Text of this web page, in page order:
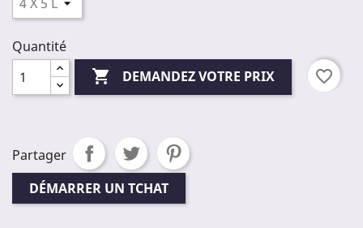
Quantité
 DEMANDEZ VOTRE PRIX favorite_border
Partager
DÉMARRER UN TCHAT